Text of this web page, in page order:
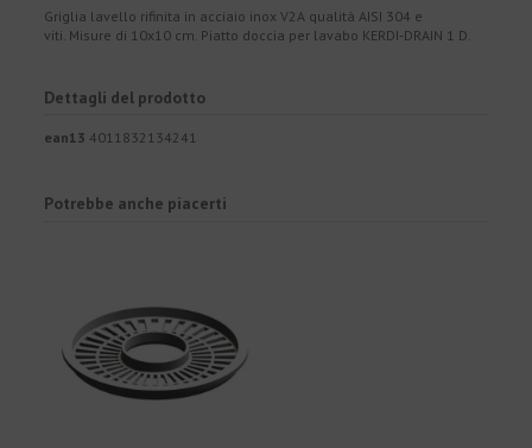
Griglia lavello rifinita in acciaio inox V2A qualità AISI 304 e
viti. Misure di 10x10 cm. Piatto doccia per lavabo KERDI-DRAIN 1 D.
Dettagli del prodotto
ean13 4011832134241
Potrebbe anche piacerti